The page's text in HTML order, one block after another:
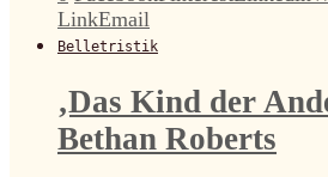
LinkEmail
Belletristik
‚Das Kind der
Bethan Roberts